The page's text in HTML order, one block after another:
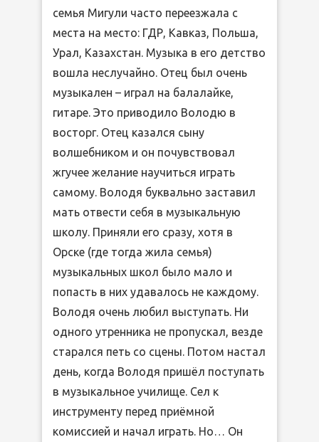
семья Мигули часто переезжала с
места на место: ГДР, Кавказ, Польша,
Урал, Казахстан. Музыка в его детство
вошла неслучайно. Отец был очень
музыкален – играл на балалайке,
гитаре. Это приводило Володю в
восторг. Отец казался сыну
волшебником и он почувствовал
жгучее желание научиться играть
самому. Володя буквально заставил
мать отвести себя в музыкальную
школу. Приняли его сразу, хотя в
Орске (где тогда жила семья)
музыкальных школ было мало и
попасть в них удавалось не каждому.
Володя очень любил выступать. Ни
одного утренника не пропускал, везде
старался петь со сцены. Потом настал
день, когда Володя пришёл поступать
в музыкальное училище. Сел к
инструменту перед приёмной
комиссией и начал играть. Но… Он